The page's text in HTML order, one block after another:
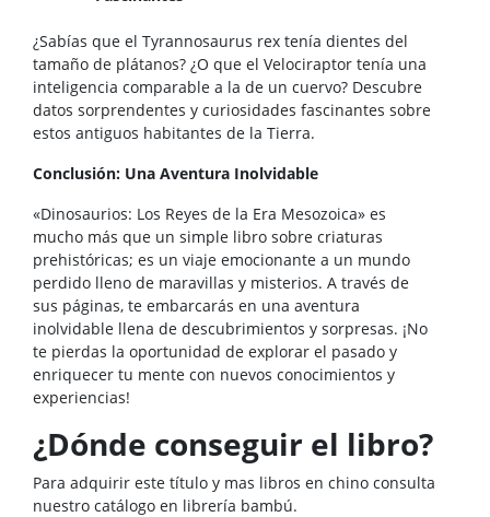
¿Sabías que el Tyrannosaurus rex tenía dientes del
tamaño de plátanos? ¿O que el Velociraptor tenía una
inteligencia comparable a la de un cuervo? Descubre
datos sorprendentes y curiosidades fascinantes sobre
estos antiguos habitantes de la Tierra.
Conclusión: Una Aventura Inolvidable
«Dinosaurios: Los Reyes de la Era Mesozoica» es
mucho más que un simple libro sobre criaturas
prehistóricas; es un viaje emocionante a un mundo
perdido lleno de maravillas y misterios. A través de
sus páginas, te embarcarás en una aventura
inolvidable llena de descubrimientos y sorpresas. ¡No
te pierdas la oportunidad de explorar el pasado y
enriquecer tu mente con nuevos conocimientos y
experiencias!
¿Dónde conseguir el libro?
Para adquirir este título y mas libros en chino consulta
nuestro catálogo en librería bambú.